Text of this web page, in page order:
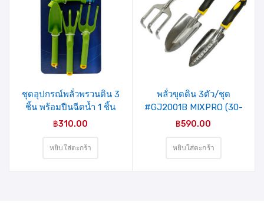
ชุดอุปกรณ์พลั่วพรวนดิน 3
ชิ้น พร้อมปืนฉีดน้ำ 1 ชิ้น
#DY2073FTS MIXPRO
฿310.00
หยิบใส่ตะกร้า
พลั่วขุดดิน 3ตัว/ชุด
#GJ2001B MIXPRO (30-
001-001)
฿590.00
หยิบใส่ตะกร้า